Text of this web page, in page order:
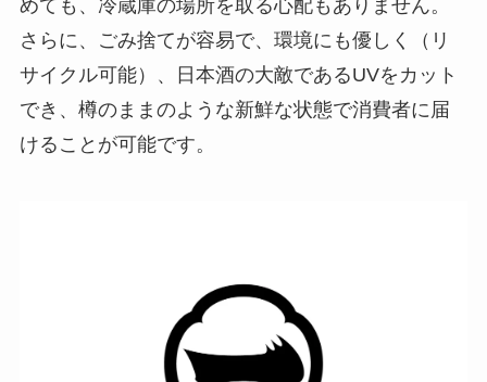
めても、冷蔵庫の場所を取る心配もありません。
さらに、ごみ捨てが容易で、環境にも優しく（リ
サイクル可能）、日本酒の大敵であるUVをカット
でき、樽のままのような新鮮な状態で消費者に届
けることが可能です。